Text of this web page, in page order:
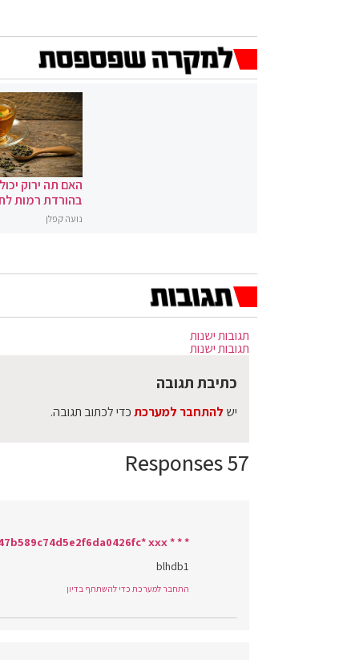
האם תה ירוק
בהורדת רמות
נועה קפלן
57 Responses
תגובות ישנות
* * * Claim Free iPhone 16 * * * hs=b16d8773f47b589c74d5e2f6da0426fc* ххх*
blhdb1
התחבר למערכת כדי להשתתף בדיון
תגובות ישנות
כתיבת תגובה
יש להתחבר למערכתכדי לכתוב תגובה.